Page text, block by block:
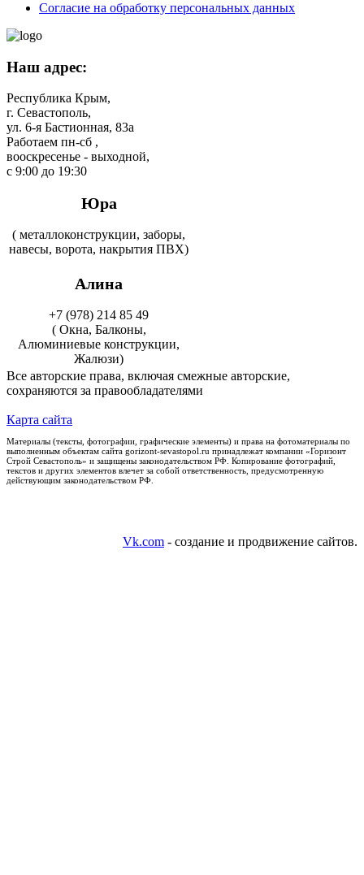
Согласие на обработку персональных данных
Наш адрес:
Республика Крым,
г. Севастополь,
ул. 6-я Бастионная, 83а
Работаем пн-сб ,
вооскресенье - выходной,
с 9:00 до 19:30
Юра
( металлоконструкции, заборы,
навесы, ворота, накрытия ПВХ)
Алина
+7 (978) 214 85 49
( Окна, Балконы,
Алюминиевые конструкции,
Жалюзи)
Все авторские права, включая смежные авторские,
сохраняются за правообладателями
Карта сайта
Материалы (тексты, фотографии, графические элементы) и права на фотоматериалы по
выполненным объектам сайта gorizont-sevastopol.ru принадлежат компании «Горизонт
Строй Севастополь» и защищены законодательством РФ. Копирование фотографий,
текстов и других элементов влечет за собой ответственность, предусмотренную
действующим законодательством РФ.
Vk.com - создание и продвижение сайтов.